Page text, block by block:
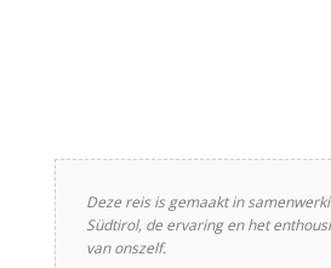
Deze reis is gemaakt in
Südtirol, de ervaring en het
van onszelf.